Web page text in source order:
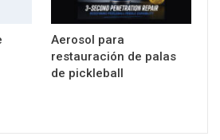
Aerosol para
restauración de palas
de pickleball